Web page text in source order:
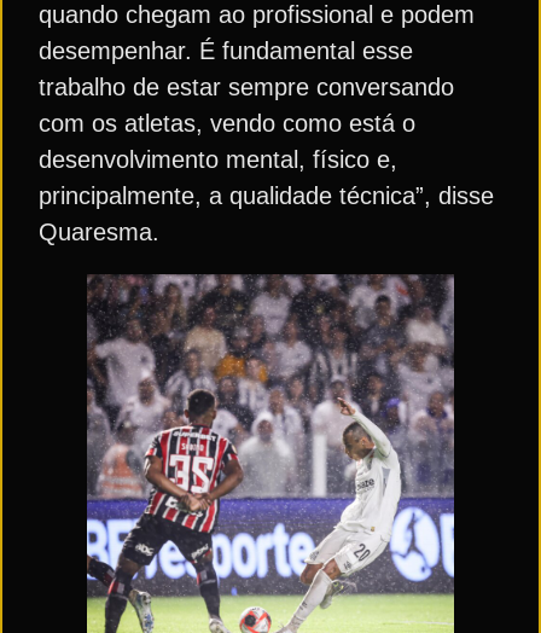
quando chegam ao profissional e podem
desempenhar. É fundamental esse
trabalho de estar sempre conversando
com os atletas, vendo como está o
desenvolvimento mental, físico e,
principalmente, a qualidade técnica”, disse
Quaresma.